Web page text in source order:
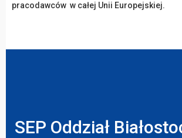
pracodawców w całej Unii Europejskiej.
SEP Oddział